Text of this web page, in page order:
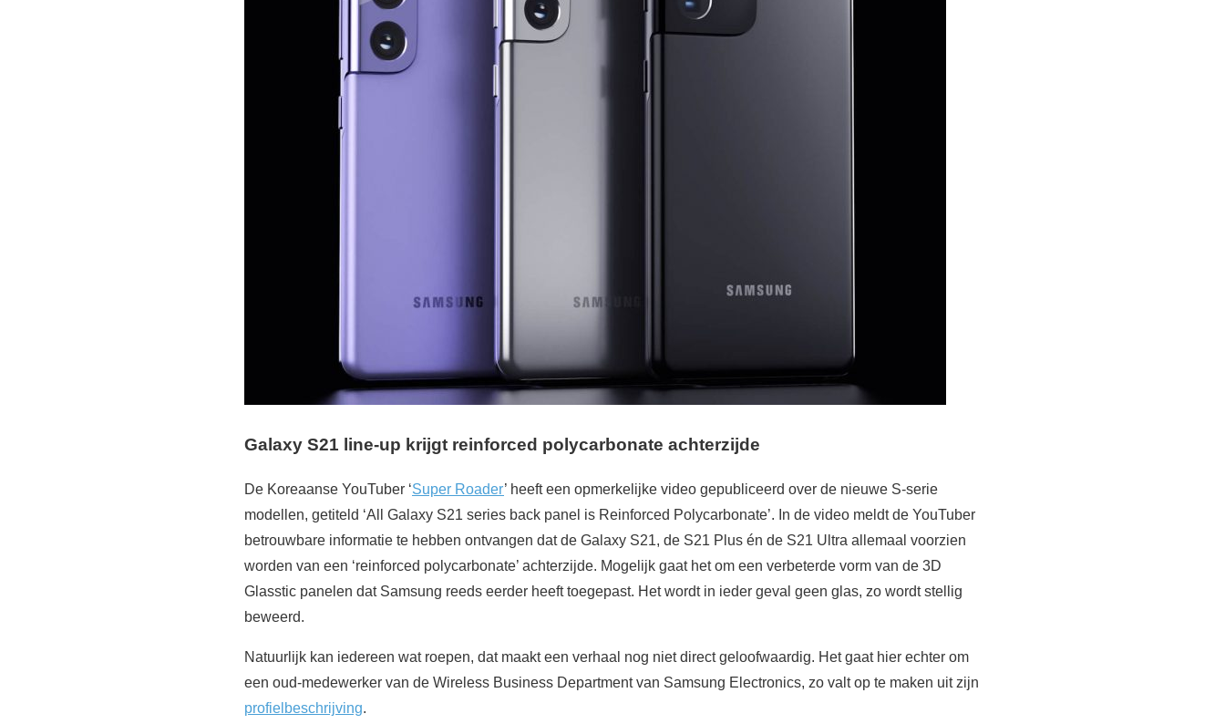
Galaxy S21 line-up krijgt reinforced polycarbonate achterzijde
De Koreaanse YouTuber ‘Super Roader’ heeft een opmerkelijke video gepubliceerd over de nieuwe S-serie
modellen, getiteld ‘All Galaxy S21 series back panel is Reinforced Polycarbonate’. In de video meldt de YouTuber
betrouwbare informatie te hebben ontvangen dat de Galaxy S21, de S21 Plus én de S21 Ultra allemaal voorzien
worden van een ‘reinforced polycarbonate’ achterzijde. Mogelijk gaat het om een verbeterde vorm van de 3D
Glasstic panelen dat Samsung reeds eerder heeft toegepast. Het wordt in ieder geval geen glas, zo wordt stellig
beweerd.
Natuurlijk kan iedereen wat roepen, dat maakt een verhaal nog niet direct geloofwaardig. Het gaat hier echter om
een oud-medewerker van de Wireless Business Department van Samsung Electronics, zo valt op te maken uit zijn
profielbeschrijving.